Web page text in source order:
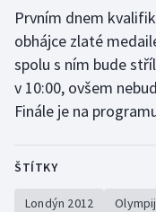
Veslování
Vodní slalom
Volejbal
Ostatní
Prvním dnem
obhájce zlaté
spolu s ním bude
v 10:00, ovšem
Finále je na
ŠTÍTKY
Londýn 2012